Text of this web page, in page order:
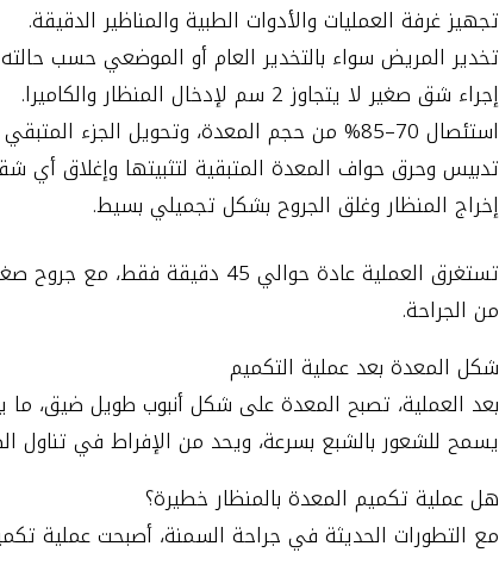
تجهيز غرفة العمليات والأدوات الطبية والمناظير الدقيقة.
تخدير المريض سواء بالتخدير العام أو الموضعي حسب
إجراء شق صغير لا يتجاوز 2 سم لإدخال المنظار والكاميرا.
استئصال 70–85% من حجم المعدة، وتحويل الجزء المتبقي إلى شكل أنبوب طولي.
تدبيس وحرق حواف المعدة المتبقية لتثبيتها وإغلاق أي
إخراج المنظار وغلق الجروح بشكل تجميلي بسيط.
تستغرق العملية عادة حوالي
من الجراحة.
شكل المعدة بعد عملية التكميم
بعد العملية، تصبح المعدة على شكل أنبوب طويل ضيق،
يسمح للشعور بالشبع بسرعة، ويحد من الإفراط في
هل عملية تكميم المعدة بالمنظار خطيرة؟
مع التطورات الحديثة في جراحة السمنة، أصبحت عملية